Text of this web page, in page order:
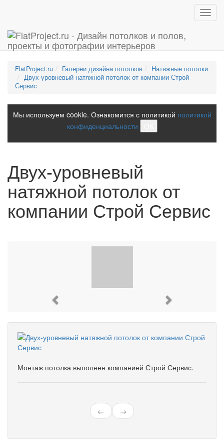
FlatProject.ru Галереи дизайна потолков
Натяжные потолки
Двух-уровневый натяжной потолок от компании Строй
Сервис
Мы используем cookie. Ознакомится с политикой политикой
конфиденциальности
Двух-уровневый
натяжной потолок от
компании Строй Сервис
Монтаж потолка выполнен компанией Строй Сервис.
← →